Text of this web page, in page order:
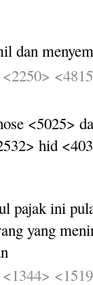
dan
<2250>
<5025>
hid
pajak ini
yang
<1344>